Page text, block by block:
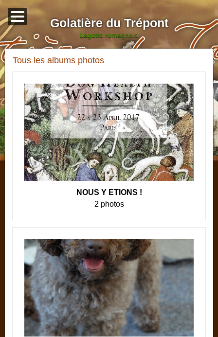
Golatière du Trépont
lagotto romagnolo
Tous les albums photos
NOUS Y ETIONS !
2 photos